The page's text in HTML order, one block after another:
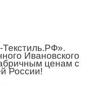
Ивановского
ценам с
России!